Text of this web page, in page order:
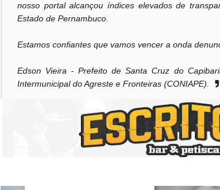
nosso portal alcançou índices elevados de
Estado de Pernambuco.
Estamos confiantes que vamos vencer a onda
Edson Vieira - Prefeito de Santa Cruz do
Intermunicipal do Agreste e Fronteiras (CONIAPE).